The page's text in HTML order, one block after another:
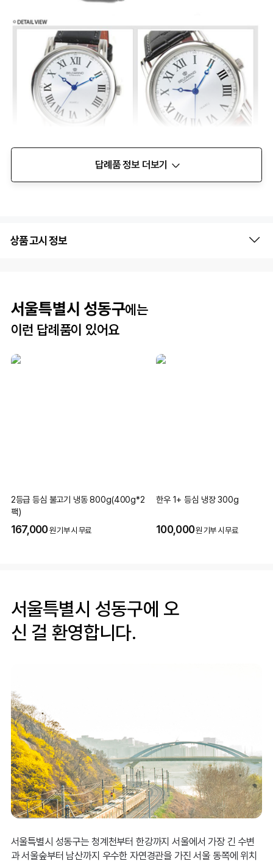
답례품 정보 더보기
상품 고시 정보
서울특별시 성동구에는
이런 답례품이 있어요
2등급 등심 불고기 냉동 800g(400g*2
팩)
167,000원 기부 시 무료
한우 1+ 등심 냉장 300g
100,000원 기부 시 무료
서울특별시 성동구에 오
신 걸 환영합니다.
서울특별시 성동구는 청계천부터 한강까지 서울에서 가장 긴 수변
과 서울숲부터 남산까지 우수한 자연경관을 가진 서울 동쪽에 위치